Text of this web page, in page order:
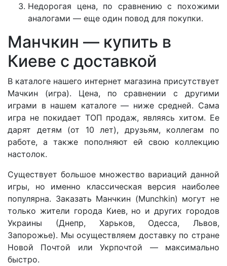
Недорогая цена, по сравнению с похожими
аналогами — еще один повод для покупки.
Манчкин — купить в
Киеве с доставкой
В каталоге нашего интернет магазина присутствует
Мачкин (игра). Цена, по сравнении с другими
играми в нашем каталоге — ниже средней. Сама
игра не покидает ТОП продаж, являясь хитом. Ее
дарят детям (от 10 лет), друзьям, коллегам по
работе, а также пополняют ей свою коллекцию
настолок.
Существует большое множество вариаций данной
игры, но именно классическая версия наиболее
популярна. Заказать Манчкин (Munchkin) могут не
только жители города Киев, но и других городов
Украины (Днепр, Харьков, Одесса, Львов,
Запорожье). Мы осуществляем доставку по стране
Новой Почтой или Укрпочтой — максимально
быстро.